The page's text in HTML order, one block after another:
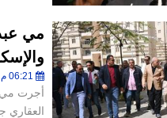
مي
أجرت مي
العقاري